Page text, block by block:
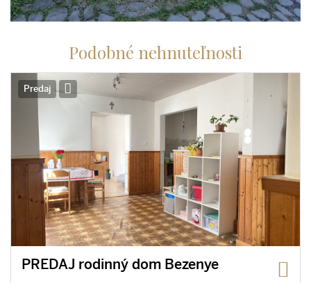
Podobné nehnuteľnosti
Predaj
PREDAJ rodinný dom Bezenye